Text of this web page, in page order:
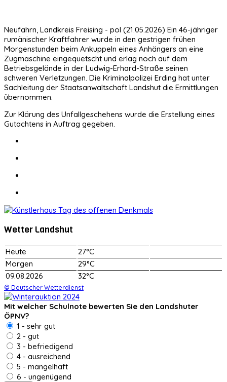
Neufahrn, Landkreis Freising - pol (21.05.2026) Ein 46-jähriger
rumänischer Kraftfahrer wurde in den gestrigen frühen
Morgenstunden beim Ankuppeln eines Anhängers an eine
Zugmaschine eingequetscht und erlag noch auf dem
Betriebsgelände in der Ludwig-Erhard-Straße seinen
schweren Verletzungen. Die Kriminalpolizei Erding hat unter
Sachleitung der Staatsanwaltschaft Landshut die Ermittlungen
übernommen.
Zur Klärung des Unfallgeschehens wurde die Erstellung eines
Gutachtens in Auftrag gegeben.
Wetter Landshut
Heute
27°C
Morgen
29°C
09.08.2026
32°C
© Deutscher Wetterdienst
Mit welcher Schulnote bewerten Sie den Landshuter
ÖPNV?
1 - sehr gut
2 - gut
3 - befriedigend
4 - ausreichend
5 - mangelhaft
6 - ungenügend